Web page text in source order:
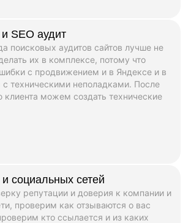
SEO аудит
поисковых аудитов сайтов лучше не
их в комплексе, потому что
с продвижением и в Яндексе и в
с техническими неполадками. После
клиента можем создать технические
социальных сетей
репутации и доверия к компании и
проверим как отзываются о вас
кто ссылается и из каких